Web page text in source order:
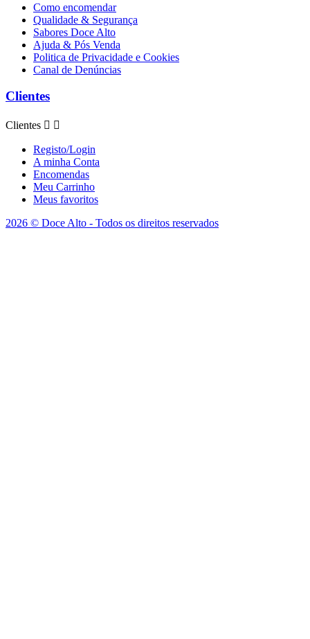
Como encomendar
Qualidade & Segurança
Sabores Doce Alto
Ajuda & Pós Venda
Politica de Privacidade e Cookies
Canal de Denúncias
Clientes
Clientes  
Registo/Login
A minha Conta
Encomendas
Meu Carrinho
Meus favoritos
2026 © Doce Alto - Todos os direitos reservados